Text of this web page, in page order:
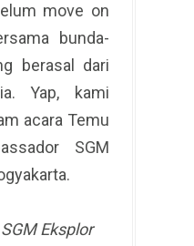
move on
bunda-
berasal dari
Yap, kami
acara Temu
SGM
Eksplor